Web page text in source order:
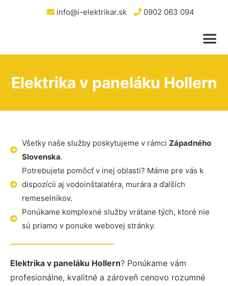
info@i-elektrikar.sk 0902 063 094
Elektrika v paneláku Hollern
Všetky naše služby poskytujeme v rámci Západného
Slovenska.
Potrebujete pomôcť v inej oblasti? Máme pre vás k
dispozícii aj vodoinštalatéra, murára a ďalších
remeselníkov.
Ponúkame komplexné služby vrátane tých, ktoré nie
sú priamo v ponuke webovej stránky.
Elektrika v paneláku Hollern? Ponúkame vám
profesionálne, kvalitné a zároveň cenovo rozumné